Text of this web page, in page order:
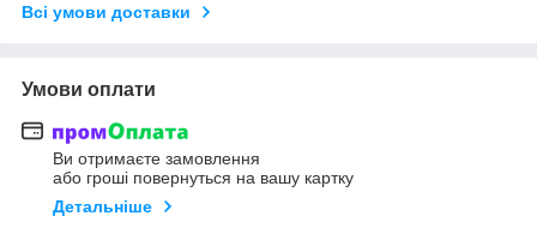
Всі умови доставки
Умови оплати
Ви отримаєте замовлення
або гроші повернуться на вашу картку
Детальніше